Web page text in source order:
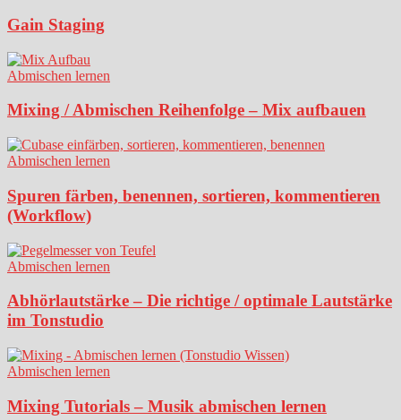
Gain Staging
Abmischen lernen
Mixing / Abmischen Reihenfolge – Mix aufbauen
Abmischen lernen
Spuren färben, benennen, sortieren, kommentieren
(Workflow)
Abmischen lernen
Abhörlautstärke – Die richtige / optimale Lautstärke
im Tonstudio
Abmischen lernen
Mixing Tutorials – Musik abmischen lernen